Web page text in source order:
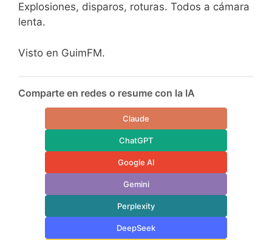
Explosiones, disparos, roturas. Todos a cámara
lenta.
Visto en GuimFM.
Comparte en redes o resume con la IA
Claude
ChatGPT
Google AI
Gemini
Perplexity
DeepSeek